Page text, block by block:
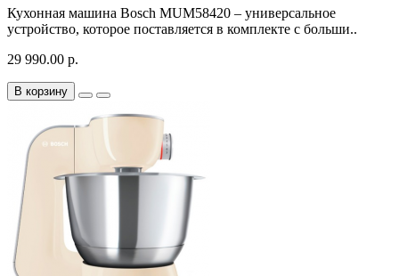
Кухонная машина Bosch MUM58420 – универсальное
устройство, которое поставляется в комплекте с больши..
29 990.00 р.
В корзину